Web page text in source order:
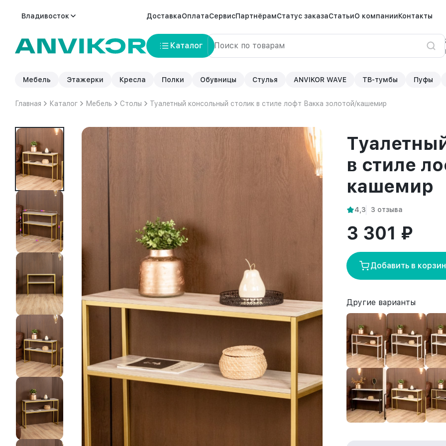
Владивосток ДоставкаОплатаСервисПартнёрамСтатус заказаСтатьиО компанииКонтакты
Каталог
Мебель Этажерки Кресла Полки Обувницы Стулья ANVIKOR WAVE ТВ-тумбы Пуфы
Главная Каталог Мебель Столы Туалетный консольный столик в стиле лофт Вакка золотой/кашемир
в стиле
кашемир
4,3 3 отзыва
3 301 ₽
Добавить в
Другие варианты